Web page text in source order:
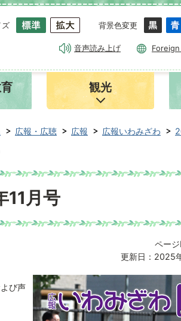
ズ 背景色変更
音声読み上げ
観光
広報・広聴 広報 広報いわみざわ
11月号
ペー
更新日：2025
び声